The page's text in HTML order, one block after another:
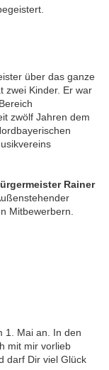
über das ganze
zwei Kinder. Er war
zwölf Jahren dem
Rainer
Mitbewerbern.
1. Mai an. In den
mit mir vorlieb
darf Dir viel Glück